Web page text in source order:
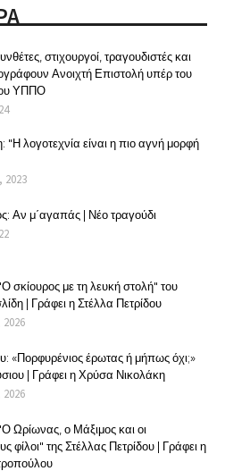
στιχουργοί, τραγουδιστές και
Ανοιχτή Επιστολή υπέρ του
ΥΠΠΟ
"Η λογοτεχνία είναι η πιο αγνή μορφή
2023
Αν μ΄αγαπάς | Νέο τραγούδι
"Ο σκίουρος με τη λευκή στολή" του
| Γράφει η Στέλλα Πετρίδου
«Πορφυρένιος έρωτας ή μήπως όχι;»
| Γράφει η Χρύσα Νικολάκη
"Ο Ωρίωνας, ο Μάξιμος και οι
φίλοι" της Στέλλας Πετρίδου | Γράφει η